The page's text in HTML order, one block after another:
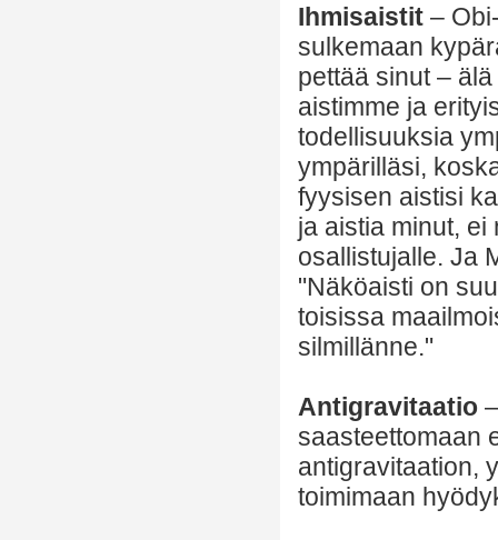
Ihmisaistit –
sulkemaan
pettää sinut –
aistimme ja
todellisuuksia
ympärilläsi,
fyysisen aistisi
ja aistia minut,
osallistujalle. Ja
"Näköaisti on
toisissa
silmillänne."
Antigravitaatio
saasteettomaan
antigravitaation,
toimimaan